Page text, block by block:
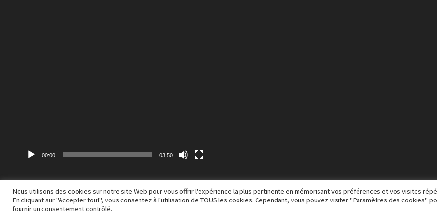
00:00 03:50
Copyright © 2026A M S Q. Alimenté parWordPressetBam.
Nous utilisons des cookies sur notre site Web pour vous offrir l'expérience la plus pertinente en mémorisant vos préférences et vos visites
En cliquant sur "Accepter tout", vous consentez à l'utilisation de TOUS les cookies. Cependant, vous pouvez visiter "Paramètres des cookies"
fournir un consentement contrôlé.